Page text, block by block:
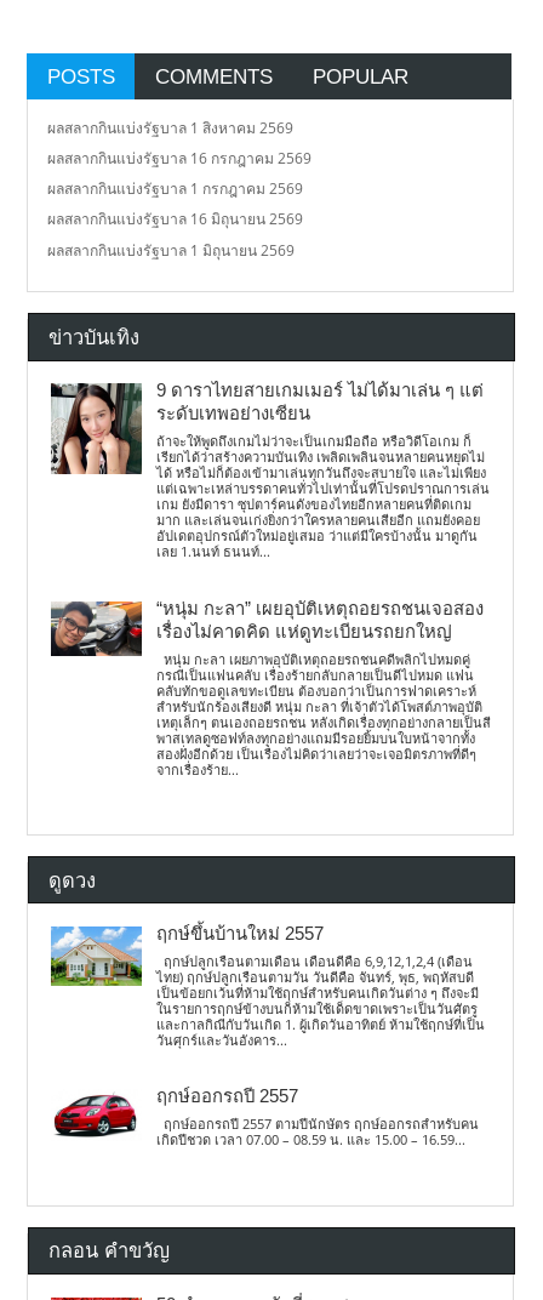
POSTS COMMENTS POPULAR
ผลสลากกินแบ่งรัฐบาล 1 สิงหาคม 2569
ผลสลากกินแบ่งรัฐบาล 16 กรกฎาคม 2569
ผลสลากกินแบ่งรัฐบาล 1 กรกฎาคม 2569
ผลสลากกินแบ่งรัฐบาล 16 มิถุนายน 2569
ผลสลากกินแบ่งรัฐบาล 1 มิถุนายน 2569
ข่าวบันเทิง
9 ดาราไทยสายเกมเมอร์ ไม่ได้มาเล่น ๆ แต่
ระดับเทพอย่างเซียน
ถ้าจะให้พูดถึงเกมไม่ว่าจะเป็นเกมมือถือ หรือวิดีโอเกม ก็
เรียกได้ว่าสร้างความบันเทิง เพลิดเพลินจนหลายคนหยุดไม่
ได้ หรือไม่ก็ต้องเข้ามาเล่นทุกวันถึงจะสบายใจ และไม่เพียง
แต่เฉพาะเหล่าบรรดาคนทั่วไปเท่านั้นที่โปรดปราณการเล่น
เกม ยังมีดารา ซุปตาร์คนดังของไทยอีกหลายคนที่ติดเกม
มาก และเล่นจนเก่งยิ่งกว่าใครหลายคนเสียอีก แถมยังคอย
อัปเดตอุปกรณ์ตัวใหม่อยู่เสมอ ว่าแต่มีใครบ้างนั้น มาดูกัน
เลย 1.นนท์ ธนนท์...
“หนุ่ม กะลา” เผยอุบัติเหตุถอยรถชนเจอสอง
เรื่องไม่คาดคิด แห่ดูทะเบียนรถยกใหญ่
หนุ่ม กะลา เผยภาพอุบัติเหตุถอยรถชนคดีพลิกไปหมดคู่
กรณีเป็นแฟนคลับ เรื่องร้ายกลับกลายเป็นดีไปหมด แฟน
คลับทักขอดูเลขทะเบียน ต้องบอกว่าเป็นการฟาดเคราะห์
สำหรับนักร้องเสียงดี หนุ่ม กะลา ที่เจ้าตัวได้โพสต์ภาพอุบัติ
เหตุเล็กๆ ตนเองถอยรถชน หลังเกิดเรื่องทุกอย่างกลายเป็นสี
พาสเทลดูซอฟท์ลงทุกอย่างแถมมีรอยยิ้มบนใบหน้าจากทั้ง
สองฝั่งอีกด้วย เป็นเรื่องไม่คิดว่าเลยว่าจะเจอมิตรภาพที่ดีๆ
จากเรื่องร้าย...
ดูดวง
ฤกษ์ขึ้นบ้านใหม่ 2557
ฤกษ์ปลูกเรือนตามเดือน เดือนดีคือ 6,9,12,1,2,4 (เดือน
ไทย) ฤกษ์ปลูกเรือนตามวัน วันดีคือ จันทร์, พุธ, พฤหัสบดี
เป็นข้อยกเว้นที่ห้ามใช้ฤกษ์สำหรับคนเกิดวันต่าง ๆ ถึงจะมี
ในรายการฤกษ์ข้างบนก็ห้ามใช้เด็ดขาดเพราะเป็นวันศัตรู
และกาลกิณีกับวันเกิด 1. ผู้เกิดวันอาทิตย์ ห้ามใช้ฤกษ์ที่เป็น
วันศุกร์และวันอังคาร...
ฤกษ์ออกรถปี 2557
ฤกษ์ออกรถปี 2557 ตามปีนักษัตร ฤกษ์ออกรถสำหรับคน
เกิดปีชวด เวลา 07.00 – 08.59 น. และ 15.00 – 16.59...
กลอน คำขวัญ